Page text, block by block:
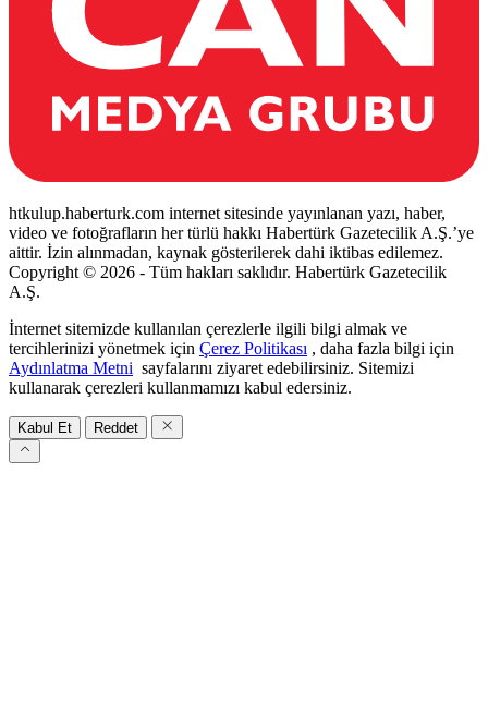
htkulup.haberturk.com internet sitesinde yayınlanan yazı, haber,
video ve fotoğrafların her türlü hakkı Habertürk Gazetecilik A.Ş.’ye
aittir. İzin alınmadan, kaynak gösterilerek dahi iktibas edilemez.
Copyright © 2026 - Tüm hakları saklıdır. Habertürk Gazetecilik
A.Ş.
İnternet sitemizde kullanılan çerezlerle ilgili bilgi almak ve
tercihlerinizi yönetmek için Çerez Politikası , daha fazla bilgi için
Aydınlatma Metni sayfalarını ziyaret edebilirsiniz. Sitemizi
kullanarak çerezleri kullanmamızı kabul edersiniz.
Kabul Et Reddet